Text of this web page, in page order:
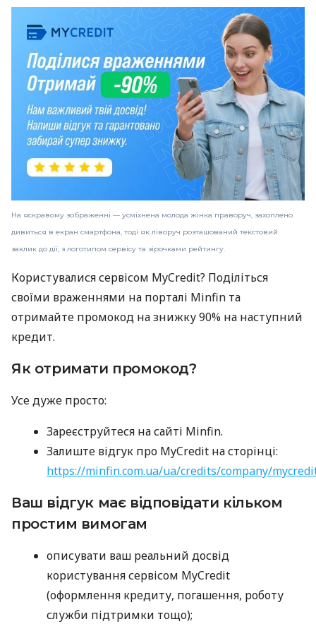
На яскравому зображенні — усміхнена молода жінка праворуч, захоплено
дивиться в екран смартфона, тоді як ліворуч розташований текстовий
заклик до дії, з логотипом сервісу та зірочками рейтингу.
Користувалися сервісом MyCredit? Поділіться
своїми враженнями на порталі Minfin та
отримайте промокод на знижку 90% на наступний
кредит.
Як отримати промокод?
Усе дуже просто:
Зареєструйтеся на сайті Minfin.
Залиште відгук про MyCredit на сторінці:
https://minfin.com.ua/ua/credits/company/
Ваш відгук має відповідати кільком
простим вимогам
описувати ваш реальний досвід
користування сервісом MyCredit
(оформлення кредиту, погашення, роботу
служби підтримки тощо);